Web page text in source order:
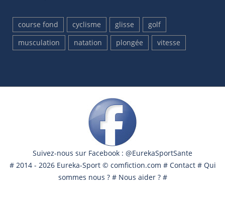
course fond cyclisme glisse
golf
musculation
natation plongée vitesse
Suivez-nous sur Facebook : @EurekaSportSante
# 2014 - 2026 Eureka-Sport © comfiction.com # Contact# Qui
sommes nous ?# Nous aider ?#